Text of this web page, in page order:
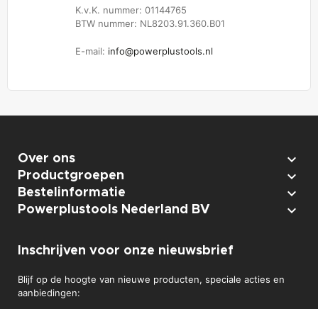
K.v.K. nummer: 01144765
BTW nummer: NL8203.91.360.B01
E-mail: info@powerplustools.nl
Over ons 
Productgroepen 
Bestelinformatie 
Powerplustools Nederland BV 
Inschrijven voor onze nieuwsbrief
Blijf op de hoogte van nieuwe producten, speciale acties en
aanbiedingen: